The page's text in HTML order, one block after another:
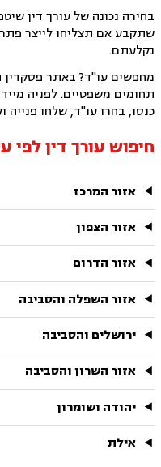
בחירה נכונה של עורך דין
שתקבע אם תצליחו לייצר
נקלעתם.
מחפשים עו"ד? באתר פסקדין
תחומים משפטיים. לפניה
כנסו, בחרו עו"ד, שלחו פנייה
חיפוש עורך דין לפי
אזור המרכז
אזור הצפון
אזור הדרום
אזור השפלה והסביבה
ירושלים והסביבה
אזור השרון והסביבה
יהודה ושומרון
אילת